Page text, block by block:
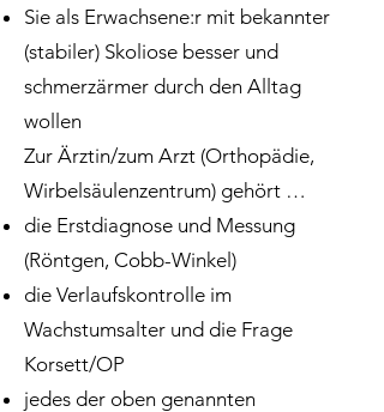
Sie als Erwachsene:r mit bekannter
(stabiler) Skoliose besser und
schmerzärmer durch den Alltag
wollen
Zur Ärztin/zum Arzt (Orthopädie,
Wirbelsäulenzentrum) gehört …
die Erstdiagnose und Messung
(Röntgen, Cobb-Winkel)
die Verlaufskontrolle im
Wachstumsalter und die Frage
Korsett/OP
jedes der oben genannten